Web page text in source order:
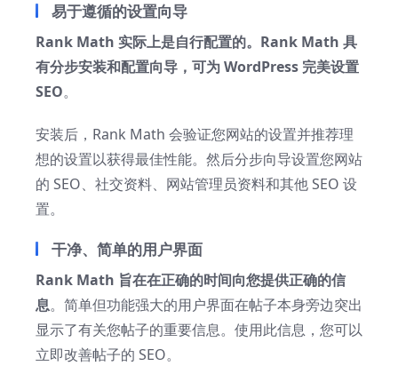
易于遵循的设置向导
Rank Math 实际上是自行配置的。Rank Math 具
有分步安装和配置向导，可为 WordPress 完美设置
SEO。
安装后，Rank Math 会验证您网站的设置并推荐理
想的设置以获得最佳性能。然后分步向导设置您网站
的 SEO、社交资料、网站管理员资料和其他 SEO 设
置。
干净、简单的用户界面
Rank Math 旨在在正确的时间向您提供正确的信
息。简单但功能强大的用户界面在帖子本身旁边突出
显示了有关您帖子的重要信息。使用此信息，您可以
立即改善帖子的 SEO。